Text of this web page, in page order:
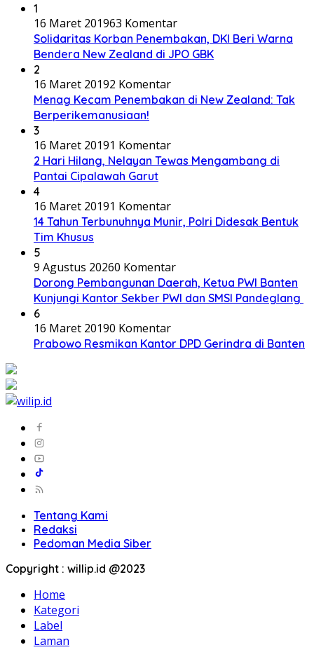
1
16 Maret 201963 Komentar
Solidaritas Korban Penembakan, DKI Beri Warna
Bendera New Zealand di JPO GBK
2
16 Maret 20192 Komentar
Menag Kecam Penembakan di New Zealand: Tak
Berperikemanusiaan!
3
16 Maret 20191 Komentar
2 Hari Hilang, Nelayan Tewas Mengambang di
Pantai Cipalawah Garut
4
16 Maret 20191 Komentar
14 Tahun Terbunuhnya Munir, Polri Didesak Bentuk
Tim Khusus
5
9 Agustus 20260 Komentar
Dorong Pembangunan Daerah, Ketua PWI Banten
Kunjungi Kantor Sekber PWI dan SMSI Pandeglang
6
16 Maret 20190 Komentar
Prabowo Resmikan Kantor DPD Gerindra di Banten
Tentang Kami
Redaksi
Pedoman Media Siber
Copyright : willip.id @2023
Home
Kategori
Label
Laman